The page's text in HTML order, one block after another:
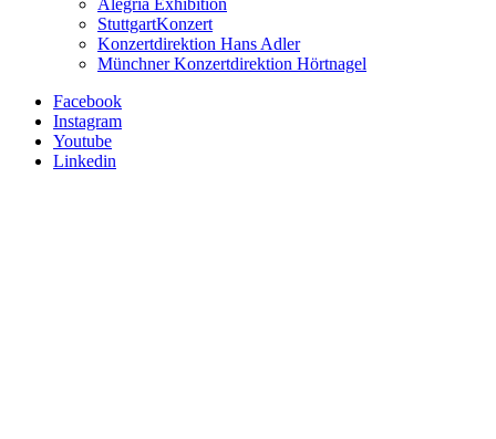
Alegria Exhibition
StuttgartKonzert
Konzertdirektion Hans Adler
Münchner Konzertdirektion Hörtnagel
Facebook
Instagram
Youtube
Linkedin